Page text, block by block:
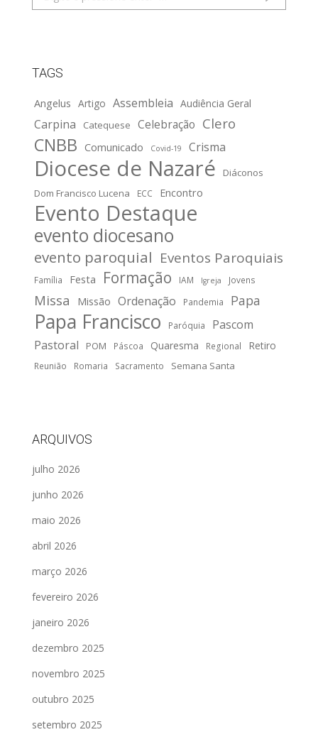
TAGS
Angelus Artigo Assembleia Audiência Geral
Carpina Catequese Celebração Clero
CNBB Comunicado Covid-19 Crisma
Diocese de Nazaré
Diáconos
Dom Francisco Lucena
ECC Encontro
Evento Destaque
evento diocesano
evento paroquial Eventos Paroquiais
Família Festa Formação IAM Igreja Jovens
Missa Missão Ordenação Pandemia Papa
Papa Francisco Paróquia
Pascom
Pastoral
POM Páscoa Quaresma Regional Retiro
Reunião Romaria Sacramento Semana Santa
ARQUIVOS
julho 2026
junho 2026
maio 2026
abril 2026
março 2026
fevereiro 2026
janeiro 2026
dezembro 2025
novembro 2025
outubro 2025
setembro 2025